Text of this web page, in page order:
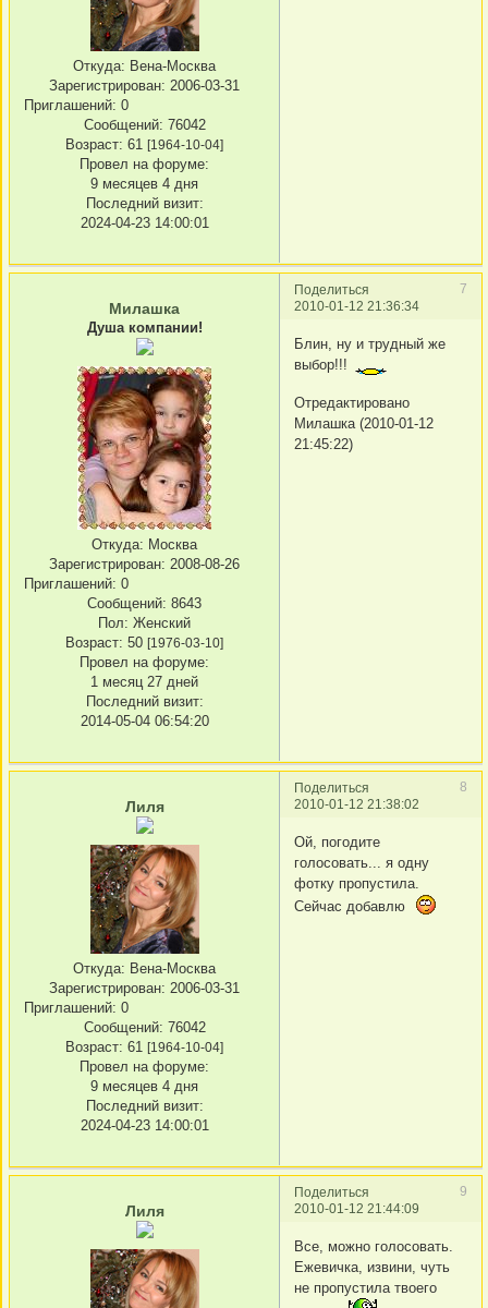
Откуда: Вена-Москва
Зарегистрирован: 2006-03-31
Приглашений: 0
Сообщений: 76042
Возраст: 61 [1964-10-04]
Провел на форуме:
9 месяцев 4 дня
Последний визит:
2024-04-23 14:00:01
Поделиться
7
2010-01-12 21:36:34
Милашка
Душа компании!
Откуда: Москва
Зарегистрирован: 2008-08-26
Приглашений: 0
Сообщений: 8643
Пол: Женский
Возраст: 50 [1976-03-10]
Провел на форуме:
1 месяц 27 дней
Последний визит:
2014-05-04 06:54:20
Блин, ну и трудный же
выбор!!!
Отредактировано
Милашка (2010-01-12
21:45:22)
Поделиться
8
2010-01-12 21:38:02
Лиля
Откуда: Вена-Москва
Зарегистрирован: 2006-03-31
Приглашений: 0
Сообщений: 76042
Возраст: 61 [1964-10-04]
Провел на форуме:
9 месяцев 4 дня
Последний визит:
2024-04-23 14:00:01
Ой, погодите
голосовать... я одну
фотку пропустила.
Сейчас добавлю
Поделиться
9
2010-01-12 21:44:09
Лиля
Все, можно голосовать.
Ежевичка, извини, чуть
не пропустила твоего